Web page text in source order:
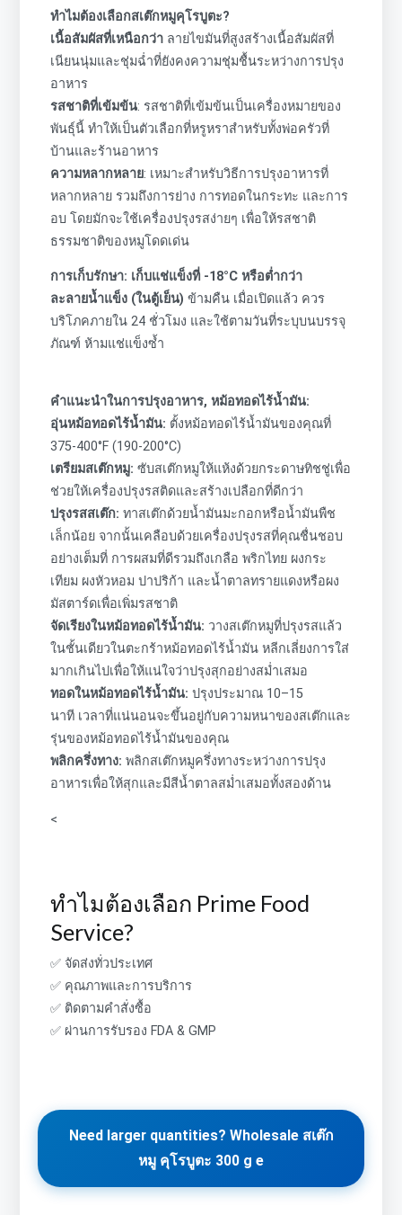
ทำไมต้องเลือกสเต๊กหมูคุโรบูตะ?
เนื้อสัมผัสที่เหนือกว่า ลายไขมันที่สูงสร้างเนื้อสัมผัสที่
เนียนนุ่มและชุ่มฉ่ำที่ยังคงความชุ่มชื้นระหว่างการปรุง
อาหาร
รสชาติที่เข้มข้น: รสชาติที่เข้มข้นเป็นเครื่องหมายของ
พันธุ์นี้ ทำให้เป็นตัวเลือกที่หรูหราสำหรับทั้งพ่อครัวที่
บ้านและร้านอาหาร
ความหลากหลาย: เหมาะสำหรับวิธีการปรุงอาหารที่
หลากหลาย รวมถึงการย่าง การทอดในกระทะ และการ
อบ โดยมักจะใช้เครื่องปรุงรสง่ายๆ เพื่อให้รสชาติ
ธรรมชาติของหมูโดดเด่น
การเก็บรักษา: เก็บแช่แข็งที่ -18°C หรือต่ำกว่า
ละลายน้ำแข็ง (ในตู้เย็น) ข้ามคืน เมื่อเปิดแล้ว ควร
บริโภคภายใน 24 ชั่วโมง และใช้ตามวันที่ระบุบนบรรจุ
ภัณฑ์ ห้ามแช่แข็งซ้ำ
คำแนะนำในการปรุงอาหาร, หม้อทอดไร้น้ำมัน:
อุ่นหม้อทอดไร้น้ำมัน: ตั้งหม้อทอดไร้น้ำมันของคุณที่
375-400°F (190-200°C)
เตรียมสเต๊กหมู: ซับสเต๊กหมูให้แห้งด้วยกระดาษทิชชู่เพื่อ
ช่วยให้เครื่องปรุงรสติดและสร้างเปลือกที่ดีกว่า
ปรุงรสสเต๊ก: ทาสเต๊กด้วยน้ำมันมะกอกหรือน้ำมันพืช
เล็กน้อย จากนั้นเคลือบด้วยเครื่องปรุงรสที่คุณชื่นชอบ
อย่างเต็มที่ การผสมที่ดีรวมถึงเกลือ พริกไทย ผงกระ
เทียม ผงหัวหอม ปาปริก้า และน้ำตาลทรายแดงหรือผง
มัสตาร์ดเพื่อเพิ่มรสชาติ
จัดเรียงในหม้อทอดไร้น้ำมัน: วางสเต๊กหมูที่ปรุงรสแล้ว
ในชั้นเดียวในตะกร้าหม้อทอดไร้น้ำมัน หลีกเลี่ยงการใส่
มากเกินไปเพื่อให้แน่ใจว่าปรุงสุกอย่างสม่ำเสมอ
ทอดในหม้อทอดไร้น้ำมัน: ปรุงประมาณ 10–15
นาที เวลาที่แน่นอนจะขึ้นอยู่กับความหนาของสเต๊กและ
รุ่นของหม้อทอดไร้น้ำมันของคุณ
พลิกครึ่งทาง: พลิกสเต๊กหมูครึ่งทางระหว่างการปรุง
อาหารเพื่อให้สุกและมีสีน้ำตาลสม่ำเสมอทั้งสองด้าน
<
ทำไมต้องเลือก Prime Food
Service?
✅ จัดส่งทั่วประเทศ
✅ คุณภาพและการบริการ
✅ ติดตามคำสั่งซื้อ
✅ ผ่านการรับรอง FDA & GMP
Need larger quantities? Wholesale สเต๊ก
หมู คุโรบูตะ 300 g e